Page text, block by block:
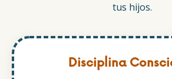
tus hijos.
Disciplina